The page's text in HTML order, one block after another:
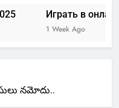
Играть в
1 Week Ago
నమోదు..